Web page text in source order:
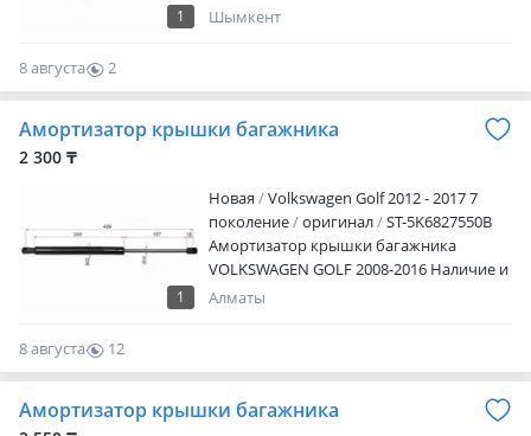
1
актуальную цену уточняйте у
Шымкент
8 августа
2
0
Амортизатор крышки багажника
2 300 ₸
1
Новая
Volkswagen Golf 2012 - 2017 7
поколение
оригинал
ST-5K6827550B
Амортизатор крышки багажника
VOLKSWAGEN GOLF 2008-2016 Наличие и
актуальную цену уточняйте у
Алматы
8 августа
12
0
Амортизатор крышки багажника